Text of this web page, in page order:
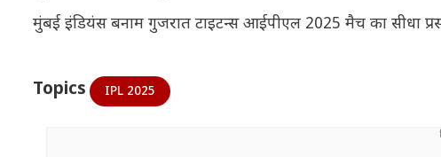
मुंबई इंडियंस बनाम गुजरात टाइटन्स आईपीएल 2025 मैच का सीधा
Topics IPL 2025